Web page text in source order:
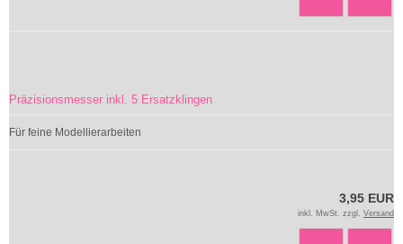
Präzisionsmesser inkl. 5 Ersatzklingen
Für feine Modellierarbeiten
3,95 EUR
inkl. MwSt. zzgl. Versand